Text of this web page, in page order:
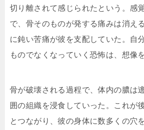
切り離されて感じられたという。感
で、骨そのものが発する痛みは消え
に鈍い苦痛が彼を支配していた。自
ものでなくなっていく恐怖は、想像
骨が破壊される過程で、体内の膿は
囲の組織を浸食していった。これが
とつながり、彼の身体に数多くの穴